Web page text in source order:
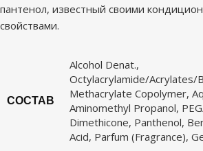
пантенол, известный своими
свойствами.
СОСТАВ
Alcohol Denat.,
Octylacrylamide/Acrylates/
Methacrylate Copolymer,
Aminomethyl Propanol,
Dimethicone, Panthenol,
Acid, Parfum (Fragrance),